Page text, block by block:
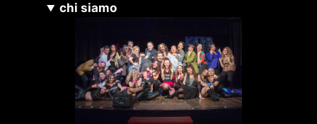
chi siamo